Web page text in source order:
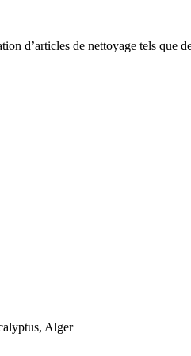
d’articles de nettoyage tels que
Alger